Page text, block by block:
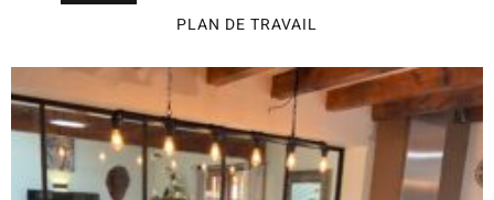
PLAN DE TRAVAIL